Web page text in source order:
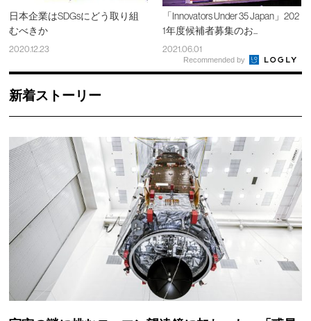
日本企業はSDGsにどう取り組
むべきか
2020.12.23
「Innovators Under 35 Japan」202
1年度候補者募集のお...
2021.06.01
Recommended by
新着ストーリー